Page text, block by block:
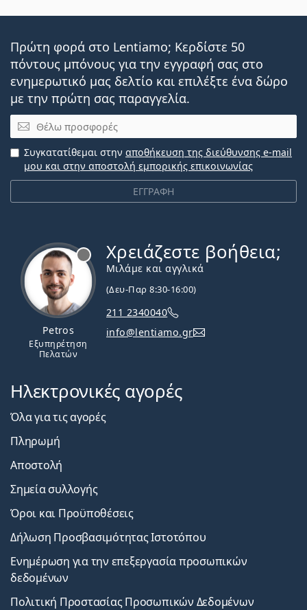
Πρώτη φορά στο Lentiamo; Κερδίστε 50
πόντους μπόνους για την εγγραφή σας στο
ενημερωτικό μας δελτίο και επιλέξτε ένα δώρο
με την πρώτη σας παραγγελία.
Email
ΕΓΓΡΑΦΗ
Συγκατατίθεμαι στην αποθήκευση της διεύθυνσης e-mail
μου και στην αποστολή εμπορικής επικοινωνίας
Petros
Εξυπηρέτηση
Πελατών
Χρειάζεστε βοήθεια;
Μιλάμε και αγγλικά
(Δευ-Παρ 8:30-16:00)
211 2340040
info@lentiamo.gr
Ηλεκτρονικές αγορές
Όλα για τις αγορές
Πληρωμή
Αποστολή
Σημεία συλλογής
Όροι και Προϋποθέσεις
Δήλωση Προσβασιμότητας Ιστοτόπου
Ενημέρωση για την επεξεργασία προσωπικών
δεδομένων
Πολιτική Προστασίας Προσωπικών Δεδομένων